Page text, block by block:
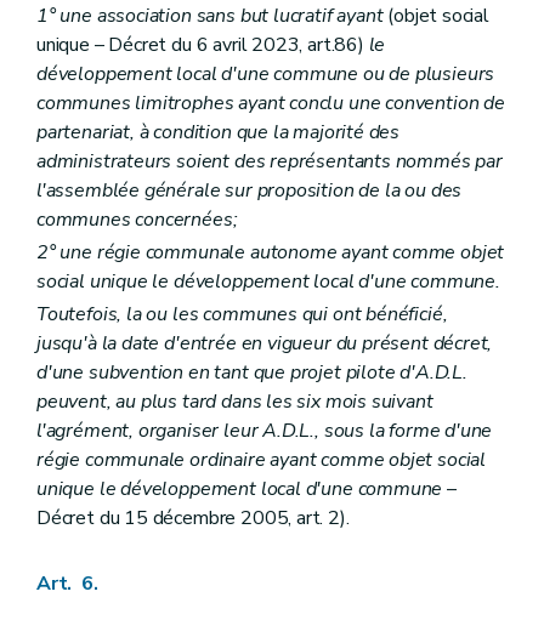
1° une association sans but lucratif ayant(objet social
unique – Décret du 6 avril 2023, art.86) le
développement local d'une commune ou de plusieurs
communes limitrophes ayant conclu une convention de
partenariat, à condition que la majorité des
administrateurs soient des représentants nommés par
l'assemblée générale sur proposition de la ou des
communes concernées;
2° une régie communale autonome ayant comme objet
social unique le développement local d'une commune.
Toutefois, la ou les communes qui ont bénéficié,
jusqu'à la date d'entrée en vigueur du présent décret,
d'une subvention en tant que projet pilote d'A.D.L.
peuvent, au plus tard dans les six mois suivant
l'agrément, organiser leur A.D.L., sous la forme d'une
régie communale ordinaire ayant comme objet social
unique le développement local d'une commune –
Décret du 15 décembre 2005, art. 2).
Art. 6.